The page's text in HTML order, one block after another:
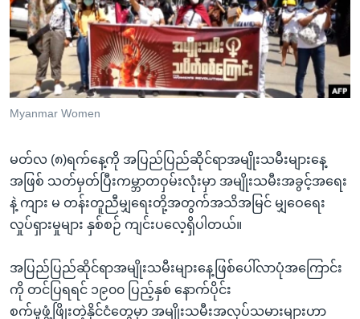
စာမျက်နှာ
သို့
ကျော်
ကြည့်
ရန်
ရှာဖွေ
နေရာ
သို့
ကျော်
ရန်
ဗွီအိုအေ လူမှုကွန်ယက်များ
ဘာသာစကားများ
Myanmar Women
မတ်လ (၈)ရက်နေ့ကို အပြည်ပြည်ဆိုင်ရာအမျိုးသမီးများနေ့
အဖြစ် သတ်မှတ်ပြီးကမ္ဘာတဝှမ်းလုံးမှာ အမျိုးသမီးအခွင့်အရေး
နဲ့ ကျား မ တန်းတူညီမျှရေးတို့အတွက်အသိအမြင် မျှဝေရေး
လှုပ်ရှားမှုများ နှစ်စဉ် ကျင်းပလေ့ရှိပါတယ်။
အပြည်ပြည်ဆိုင်ရာအမျိုးသမီးများနေ့ဖြစ်ပေါ်လာပုံအကြောင်း
ကို တင်ပြရရင် ၁၉၀၀ ပြည့်နှစ် နောက်ပိုင်း
စက်မှုဖွံ့ဖြိုးတဲ့နိုင်ငံတွေမှာ အမျိုးသမီးအလုပ်သမားများဟာ